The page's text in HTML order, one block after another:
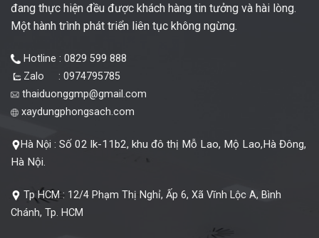
đang thực hiện đều được khách hàng tin tưởng và hài lòng.
Một hành trình phát triển liên tục không ngừng.
Hotline : 0829 599 888
Zalo : 0974795785
thaiduonggmp@gmail.com
xaydungphongsach.com
Hà Nội : Số 02 lk-11b2, khu đô thị Mỗ Lao, Mộ Lao,Hà Đông,
Hà Nội.
Tp HCM : 12/4 Phạm Thị Nghỉ, Ấp 6, Xã Vĩnh Lộc A, Bình
Chánh, Tp. HCM